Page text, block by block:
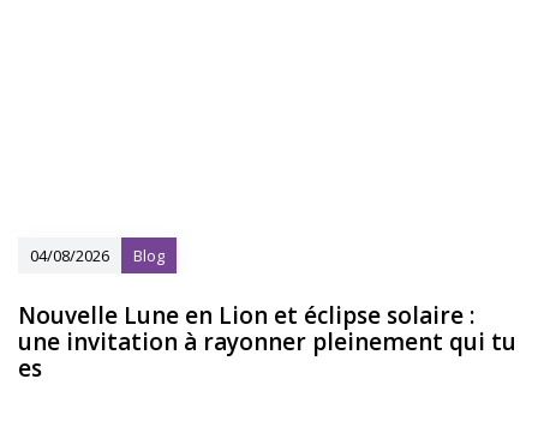
04/08/2026 Blog
Nouvelle Lune en Lion et éclipse solaire :
une invitation à rayonner pleinement qui tu
es